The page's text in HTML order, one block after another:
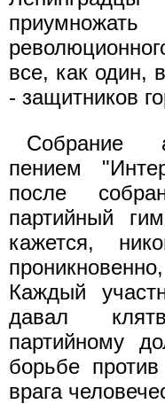
все, как один,
- защитников
Собрание
пением
после
партийный
кажется,
Каждый
давал
партийному
борьбе
врага